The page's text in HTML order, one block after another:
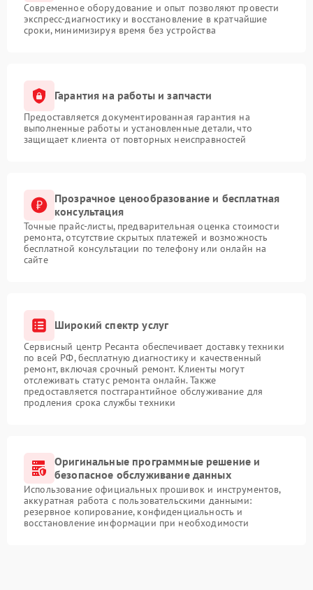
Современное оборудование и опыт позволяют провести
экспресс-диагностику и восстановление в кратчайшие
сроки, минимизируя время без устройства
Гарантия на работы и запчасти
Предоставляется документированная гарантия на
выполненные работы и установленные детали, что
защищает клиента от повторных неисправностей
Прозрачное ценообразование и бесплатная
консультация
Точные прайс-листы, предварительная оценка стоимости
ремонта, отсутствие скрытых платежей и возможность
бесплатной консультации по телефону или онлайн на
сайте
Широкий спектр услуг
Сервисный центр Ресанта обеспечивает доставку техники
по всей РФ, бесплатную диагностику и качественный
ремонт, включая срочный ремонт. Клиенты могут
отслеживать статус ремонта онлайн. Также
предоставляется постгарантийное обслуживание для
продления срока службы техники
Оригинальные программные решение и
безопасное обслуживание данных
Использование официальных прошивок и инструментов,
аккуратная работа с пользовательскими данными:
резервное копирование, конфиденциальность и
восстановление информации при необходимости